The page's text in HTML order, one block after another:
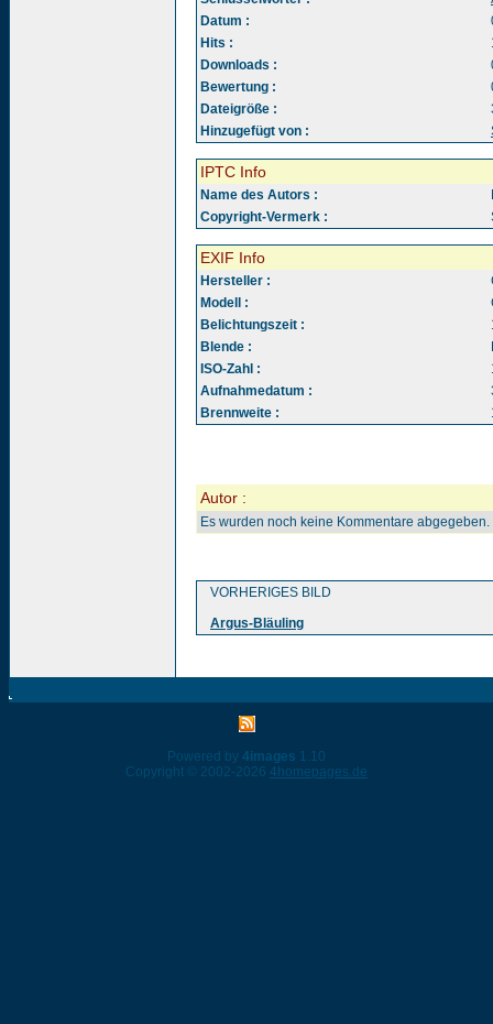
Datum :
Hits :
Downloads :
Bewertung :
Dateigröße :
Hinzugefügt von :
IPTC Info
Name des Autors :
Copyright-Vermerk :
EXIF Info
Hersteller :
Modell :
Belichtungszeit :
Blende :
ISO-Zahl :
Aufnahmedatum :
Brennweite :
Autor :
Es wurden noch keine Kommentare abgegeben.
VORHERIGES BILD
Argus-Bläuling
Powered by 4images 1.10
Copyright © 2002-2026 4homepages.de